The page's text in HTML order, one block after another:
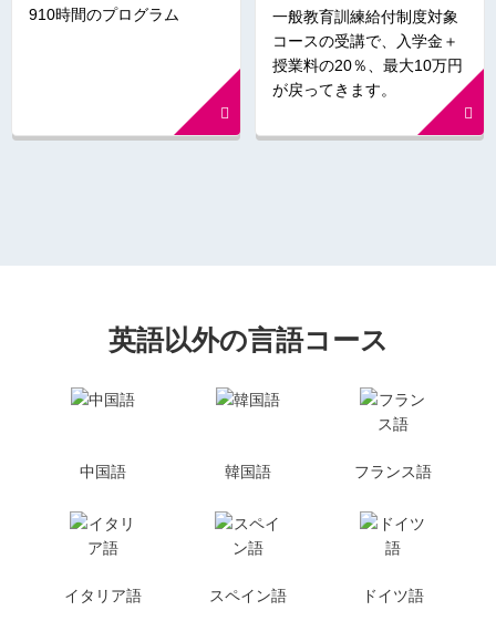
910時間のプログラム
一般教育訓練給付制度対象
コースの受講で、入学金＋
授業料の20％、最大10万円
が戻ってきます。
英語以外の言語コース
中国語 韓国語 フランス語
イタリア語 スペイン語 ドイツ語